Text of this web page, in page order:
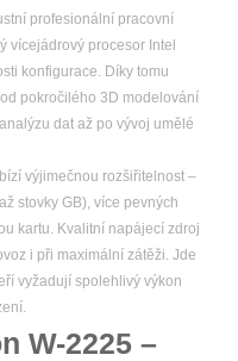
profesionální pracovní
vícejádrový procesor Intel
konfigurace. Díky tomu
pokročilého 3D modelování
dat až po vývoj umělé
výjimečnou rozšiřitelnost –
stovky GB), více pevných
kartu. Kvalitní napájecí zdroj
i při maximální zátěži. Jde
vyžadují spolehlivý výkon
W-2225 –